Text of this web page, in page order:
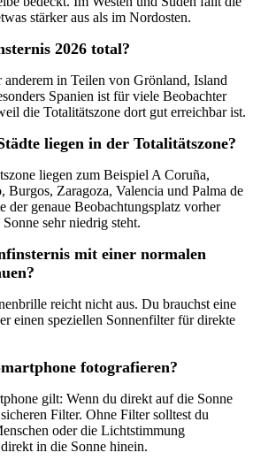
stärker aus als im Nordosten.
2026 total?
anderem in Teilen von Grönland, Island
Spanien ist für viele Beobachter
die Totalitätszone dort gut erreichbar ist.
liegen in der Totalitätszone?
liegen zum Beispiel A Coruña,
Burgos, Zaragoza, Valencia und Palma de
der genaue Beobachtungsplatz vorher
sehr niedrig steht.
mit einer normalen
reicht nicht aus. Du brauchst eine
einen speziellen Sonnenfilter für direkte
fotografieren?
gilt: Wenn du direkt auf die Sonne
Filter. Ohne Filter solltest du
oder die Lichtstimmung
in die Sonne hinein.